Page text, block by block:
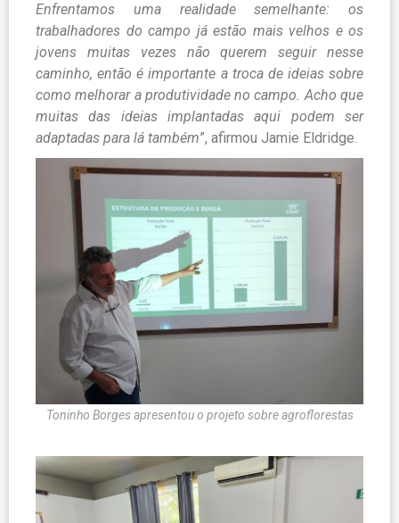
Enfrentamos uma realidade semelhante: os
trabalhadores do campo já estão mais velhos e os
jovens muitas vezes não querem seguir nesse
caminho, então é importante a troca de ideias sobre
como melhorar a produtividade no campo. Acho que
muitas das ideias implantadas aqui podem ser
adaptadas para lá também”, afirmou Jamie Eldridge.
Toninho Borges apresentou o projeto sobre agroflorestas